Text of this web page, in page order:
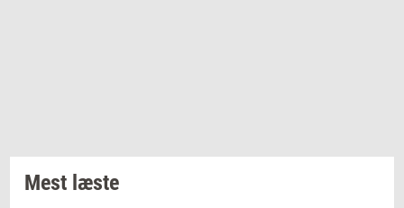
Mest læste